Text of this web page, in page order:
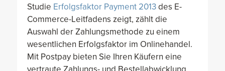
Studie Erfolgsfaktor Payment 2013des E-
Commerce-Leitfadens zeigt, zählt die
Auswahl der Zahlungsmethode zu einem
wesentlichen Erfolgsfaktor im Onlinehandel.
Mit Postpay bieten Sie Ihren Käufern eine